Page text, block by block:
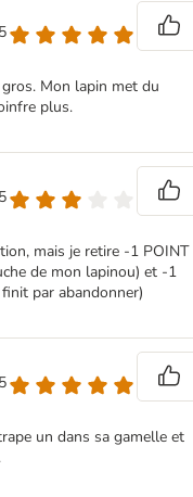
Mon lapin met du
plus.
mais je retire -1 POINT
de mon lapinou) et -1
par abandonner)
un dans sa gamelle et